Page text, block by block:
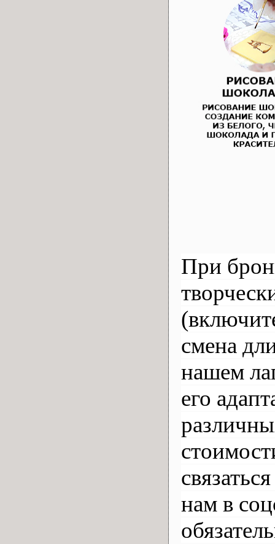
При
смена
нашем
его
нам в